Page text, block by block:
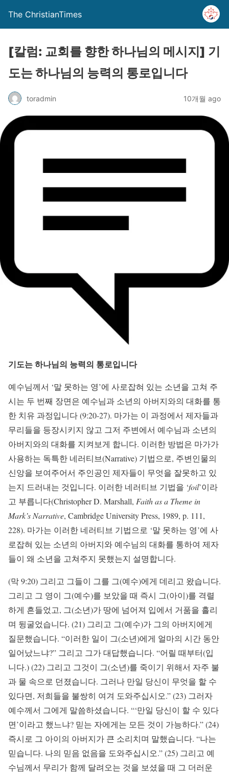
The ChristianTimes
[칼럼: 교회를 향한 하나님의 메시지] 기
도는 하나님의 능력의 통로입니다
toradmin 10개월 ago
기도는 하나님의 능력의 통로입니다
예수님께서 ‘말 못하는 영’에 사로잡혀 있는 소년을 고쳐 주
시는 두 번째 장면은 예수님과 소년의 아버지와의 대화를 통
한 치유 과정입니다 (9:20-27). 마가는 이 과정에서 제자들과
무리들을 등장시키지 않고 그저 주변에서 예수님과 소년의
아버지와의 대화를 지켜보게 합니다. 이러한 방법은 마가가
사용하는 독특한 네러티브(Narrative) 기법으로, 주변인물의
신앙을 보여주어서 주인공인 제자들이 무엇을 잘못하고 있
는지 드러내는 것입니다. 이러한 네러티브 기법을 ‘foil’이라
고 부릅니다(Christopher D. Marshall, Faith as a Theme in
Mark’s Narrative, Cambridge University Press, 1989, p. 111,
228). 마가는 이러한 네러티브 기법으로 ‘말 못하는 영’에 사
로잡혀 있는 소년의 아버지와 예수님의 대화를 통하여 제자
들이 왜 소년을 고쳐주지 못했는지 설명합니다.
(막 9:20) 그리고 그들이 그를 그(예수)에게 데리고 왔습니다.
그리고 그 영이 그(예수)를 보았을 때 즉시 그(아이)를 격렬
하게 흔들었고, 그(소년)가 땅에 넘어져 입에서 거품을 흘리
며 뒹굴었습니다. (21) 그리고 그(예수)가 그의 아버지에게
질문했습니다. “이러한 일이 그(소년)에게 얼마의 시간 동안
일어났느냐?” 그리고 그가 대답했습니다. “어릴 때부터(입
니다.) (22) 그리고 그것이 그(소년)를 죽이기 위해서 자주 불
과 물 속으로 던졌습니다. 그러나 만일 당신이 무엇을 할 수
있다면, 저희들을 불쌍히 여겨 도와주십시오.” (23) 그러자
예수께서 그에게 말씀하셨습니다. “‘만일 당신이 할 수 있다
면’이라고 했느냐? 믿는 자에게는 모든 것이 가능하다.” (24)
즉시로 그 아이의 아버지가 큰 소리치며 말했습니다. “나는
믿습니다. 나의 믿음 없음을 도와주십시오.” (25) 그리고 예
수님께서 무리가 함께 달려오는 것을 보셨을 때 그 더러운